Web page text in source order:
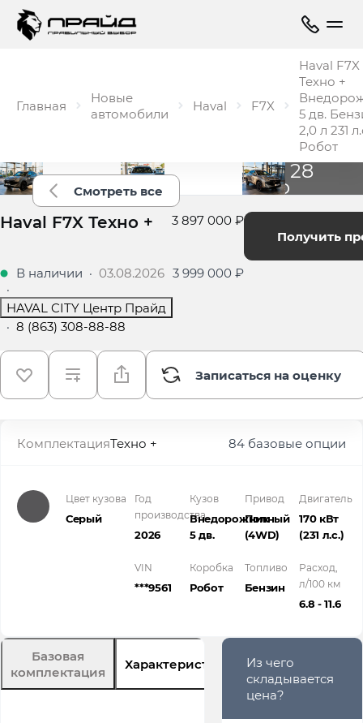
Главная
Новые
автомобили
Haval F7X
Haval F7X
Техно +
5 дв.
2,0 л 231
Робот
Ещё 28
фото
Смотреть все
Haval F7X Техно + 3 897 000 ₽
В наличии · 03.08.2026
·
HAVAL CITY Центр Прайд
· 8 (863) 308-88-88
3 999 000 ₽
Получить
Записаться на оценку
КомплектацияТехно + 84 базовые опции
Цвет кузова
Серый
Год
производства
2026
Кузов
Внедорожник
5 дв.
Привод
Полный
(4WD)
Двигатель
170 кВт
(231 л.с.)
VIN
***9561
Коробка
Робот
Топливо
Бензин
Расход,
л/100 км
6.8 - 11.6
Базовая
комплектация
Характеристики Описание
Из чего
складывается
цена?